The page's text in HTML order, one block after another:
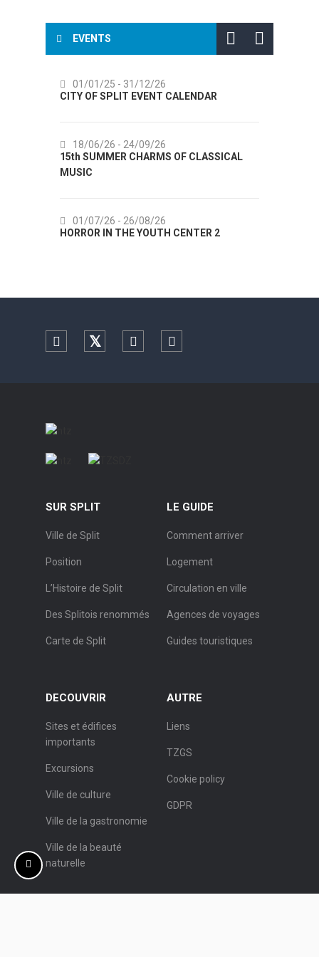
EVENTS
01/01/25- 31/12/26
CITY OF SPLIT EVENT CALENDAR
18/06/26- 24/09/26
15th SUMMER CHARMS OF CLASSICAL
MUSIC
01/07/26- 26/08/26
HORROR IN THE YOUTH CENTER 2
FacebookTwitter YouTube
SUR SPLIT
Ville de Split
Position
L’Histoire de Split
Des Splitois renommés
Carte de Split
LE GUIDE
Comment arriver
Logement
Circulation en ville
Agences de voyages
Guides touristiques
DECOUVRIR
Sites et édifices
importants
Excursions
Ville de culture
Ville de la gastronomie
Ville de la beauté
naturelle
AUTRE
Liens
TZGS
Cookie policy
GDPR